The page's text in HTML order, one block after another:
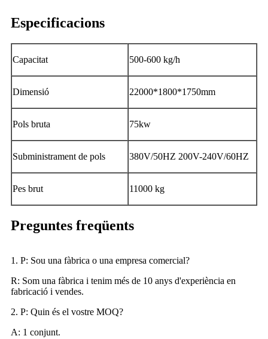
Especificacions
Capacitat 500-600 kg/h
Dimensió 22000*1800*1750mm
Pols bruta 75kw
Subministrament de pols 380V/50HZ 200V-240V/60HZ
Pes brut 11000 kg
Preguntes freqüents
1. P: Sou una fàbrica o una empresa comercial?
R: Som una fàbrica i tenim més de 10 anys d'experiència en
fabricació i vendes.
2. P: Quin és el vostre MOQ?
A: 1 conjunt.